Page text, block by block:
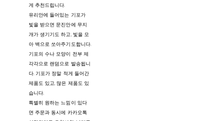
게 추천드립니다.
유리안에 들어있는 기포가
빛을 받으면 문진안에 무지
개가 생기기도 하고, 빛을 모
아 벽으로 쏘아주기도합니다.
기포의 수나 모양이 전부 제
각각으로 랜덤으로 발송됩니
다. 기포가 정말 적게 들어간
제품도 있고, 많은 제품도 있
습니다.
특별히 원하는 느낌이 있다
면 주문과 동시에 카카오톡